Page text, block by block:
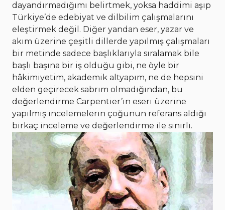
dayandırmadığımı belirtmek, yoksa haddimi aşıp
Türkiye’de edebiyat ve dilbilim çalışmalarını
eleştirmek değil. Diğer yandan eser, yazar ve
akım üzerine çeşitli dillerde yapılmış çalışmaları
bir metinde sadece başlıklarıyla sıralamak bile
başlı başına bir iş olduğu gibi, ne öyle bir
hâkimiyetim, akademik altyapım, ne de hepsini
elden geçirecek sabrım olmadığından, bu
değerlendirme Carpentier’in eseri üzerine
yapılmış incelemelerin çoğunun referans aldığı
birkaç inceleme ve değerlendirme ile sınırlı.